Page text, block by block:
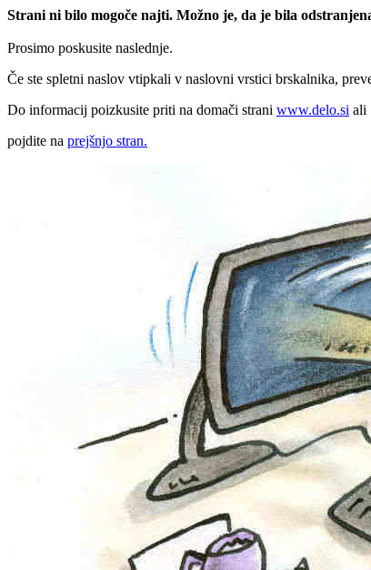
Strani ni bilo mogoče najti. Možno je, da je bila
Prosimo poskusite naslednje.
Če ste spletni naslov vtipkali v naslovni vrstici brskalnika,
Do informacij poizkusite priti na domači strani www.delo.si ali
pojdite na prejšnjo stran.